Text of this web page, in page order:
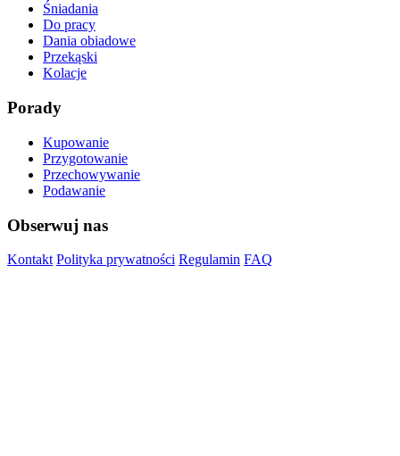
Śniadania
Do pracy
Dania obiadowe
Przekąski
Kolacje
Porady
Kupowanie
Przygotowanie
Przechowywanie
Podawanie
Obserwuj nas
Kontakt Polityka prywatności Regulamin FAQ